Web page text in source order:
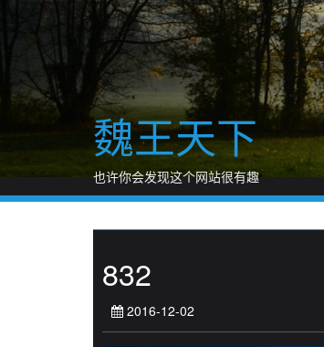
魏王天下
也许你会发现这个网站很有趣
832
2016-12-02